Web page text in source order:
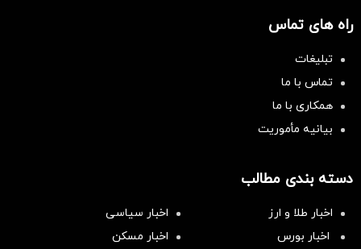
راه های تماس
تبلیغات
تماس با ما
همکاری با ما
بیانیه مأموریت
دسته بندی مطالب
اخبار طلا و ارز
اخبار سیاسی
اخبار بورس
اخبار مسکن